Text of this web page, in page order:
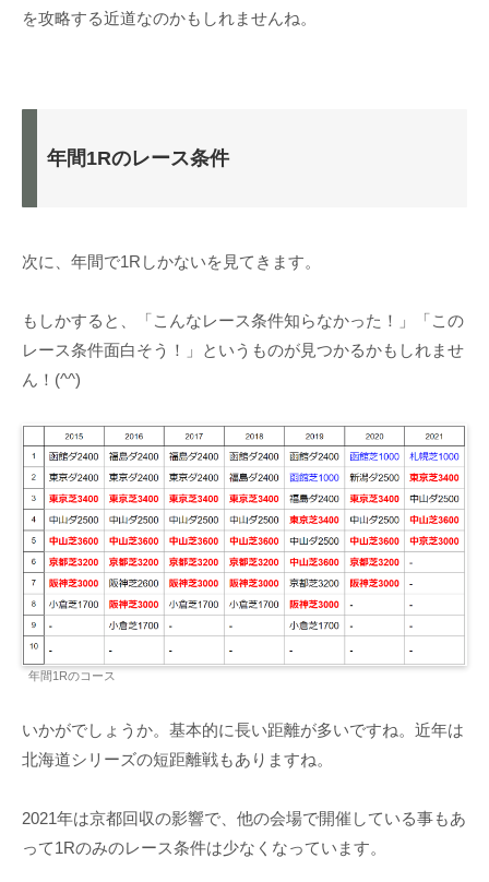
を攻略する近道なのかもしれませんね。
年間1Rのレース条件
次に、年間で1Rしかないを見てきます。
もしかすると、「こんなレース条件知らなかった！」「この
レース条件面白そう！」というものが見つかるかもしれませ
ん！(^^)
年間1Rのコース
いかがでしょうか。基本的に長い距離が多いですね。近年は
北海道シリーズの短距離戦もありますね。
2021年は京都回収の影響で、他の会場で開催している事もあ
って1Rのみのレース条件は少なくなっています。